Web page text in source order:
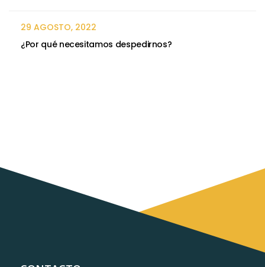
29 AGOSTO, 2022
¿Por qué necesitamos despedirnos?